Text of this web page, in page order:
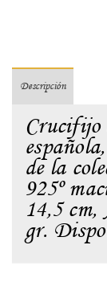
Descripción
Crucifijo
de la
925º
14,5 cm,
gr.